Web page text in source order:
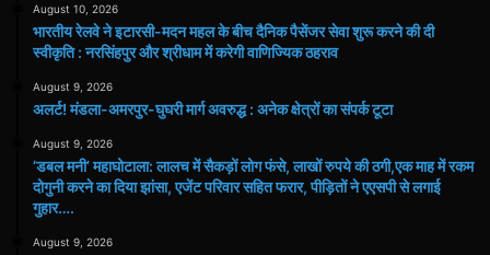
August 10, 2026
भारतीय रेलवे ने इटारसी-मदन महल के बीच दैनिक पैसेंजर सेवा शुरू करने की दी
स्वीकृति : नरसिंहपुर और श्रीधाम में करेगी वाणिज्यिक ठहराव
August 9, 2026
अलर्ट! मंडला-अमरपुर-घुघरी मार्ग अवरुद्ध : अनेक क्षेत्रों का संपर्क टूटा
August 9, 2026
​’डबल मनी’ महाघोटाला: लालच में सैकड़ों लोग फंसे, लाखों रुपये की ठगी,एक माह में रकम
दोगुनी करने का दिया झांसा, एजेंट परिवार सहित फरार, पीड़ितों ने एएसपी से लगाई
गुहार….
August 9, 2026